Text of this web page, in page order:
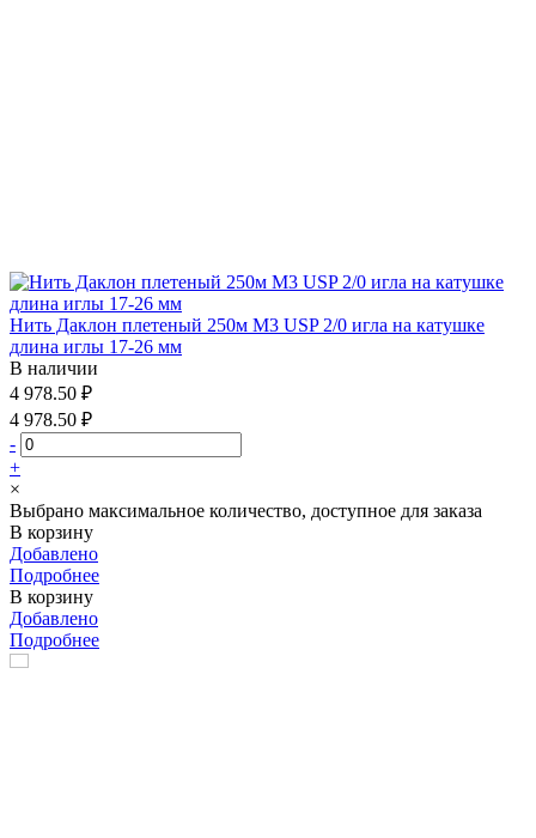
Нить Даклон плетеный 250м М3 USP 2/0 игла на катушке
длина иглы 17-26 мм
В наличии
4 978.50 ₽
4 978.50 ₽
-
+
×
Выбрано максимальное количество, доступное для заказа
В корзину
Добавлено
Подробнее
В корзину
Добавлено
Подробнее